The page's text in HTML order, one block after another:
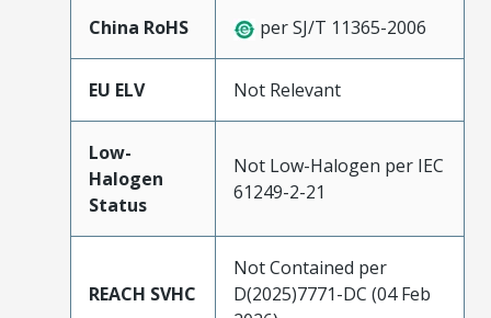
China RoHS per SJ/T 11365-2006
EU ELV Not Relevant
Low-
Halogen
Status
Not Low-Halogen per IEC
61249-2-21
REACH SVHC
Not Contained per
D(2025)7771-DC (04 Feb